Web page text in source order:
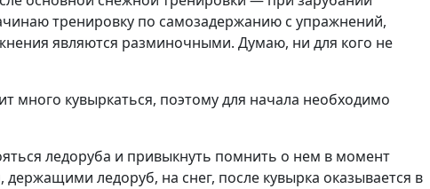
тренировку по самозадержанию с упражнений,
являются разминочными. Думаю, ни для кого не
много кувыркаться, поэтому для начала необходимо
ледоруба и привыкнуть помнить о нем в момент
ледоруб, на снег, после кувырка оказывается в